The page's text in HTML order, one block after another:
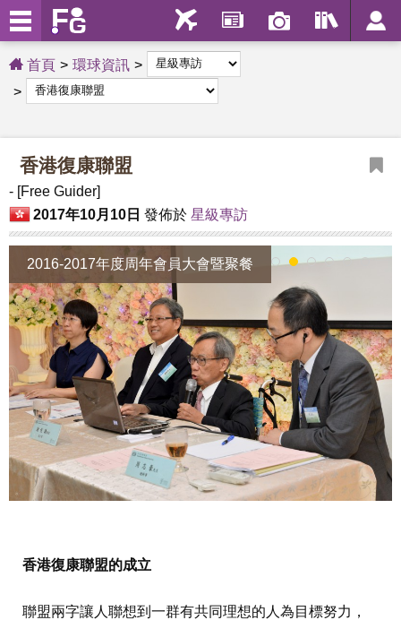
首頁 環球資訊
香港復康聯盟
- [Free Guider]
2017年10月10日 發佈於 星級專訪
2016-2017年度周年會員大會暨聚餐 1 2
香港復康聯盟的成立
聯盟兩字讓人聯想到一群有共同理想的人為目標努力，